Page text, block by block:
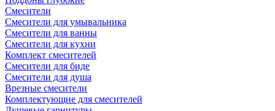
Смесители
Смесители для умывальника
Смесители для ванны
Смесители для кухни
Комплект смесителей
Смесители для биде
Смесители для душа
Врезные смесители
Комплектующие для смесителей